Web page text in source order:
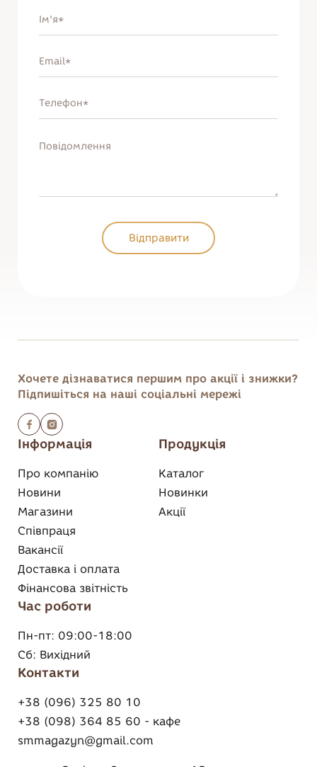
Відправити
Інформація
Про компанію
Новини
Магазини
Співпраця
Вакансії
Доставка і оплата
Фінансова звітність
Продукція
Каталог
Новинки
Акції
Час роботи
Пн-пт: 09:00-18:00
Сб: Вихідний
Контакти
+38 (096) 325 80 10
+38 (098) 364 85 60 - кафе
smmagazyn@gmail.com
Хочете дізнаватися першим про акції і знижки?
Підпишіться на наші соціальні мережі